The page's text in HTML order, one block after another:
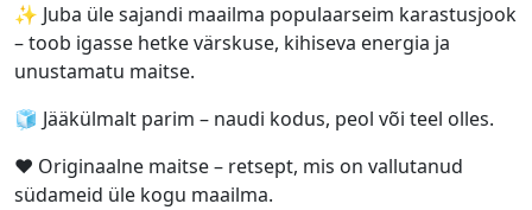
✨ Juba üle sajandi maailma populaarseim karastusjook
– toob igasse hetke värskuse, kihiseva energia ja
unustamatu maitse.
🧊 Jääkülmalt parim – naudi kodus, peol või teel olles.
❤️ Originaalne maitse – retsept, mis on vallutanud
südameid üle kogu maailma.